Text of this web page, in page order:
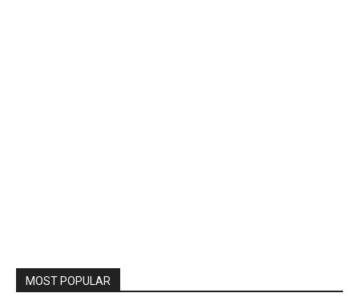
MOST POPULAR